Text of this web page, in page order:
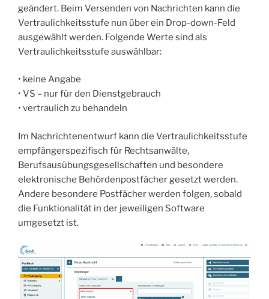
geändert. Beim Versenden von Nachrichten kann die
Vertraulichkeitsstufe nun über ein Drop-down-Feld
ausgewählt werden. Folgende Werte sind als
Vertraulichkeitsstufe auswählbar:
• keine Angabe
• VS – nur für den Dienstgebrauch
• vertraulich zu behandeln
Im Nachrichtenentwurf kann die Vertraulichkeitsstufe
empfängerspezifisch für Rechtsanwälte,
Berufsausübungsgesellschaften und besondere
elektronische Behördenpostfächer gesetzt werden.
Andere besondere Postfächer werden folgen, sobald
die Funktionalität in der jeweiligen Software
umgesetzt ist.